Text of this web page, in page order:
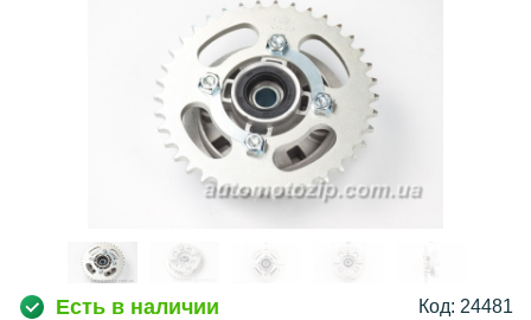
Есть в наличии Код: 24481